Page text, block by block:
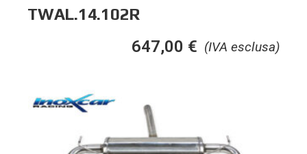
TWAL.14.102R
(IVA esclusa)
647,00 €